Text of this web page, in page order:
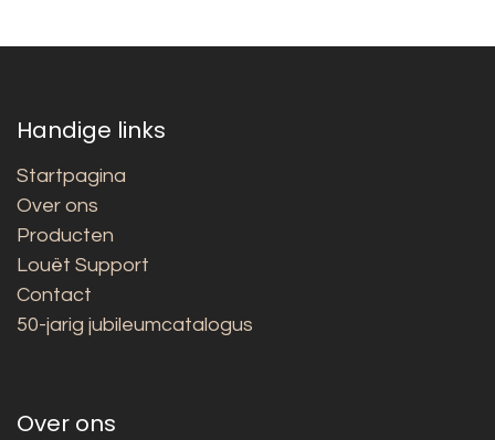
Handige links
Startpagina
Over ons
Producten
Louët Support
Contact
50-jarig jubileumcatalogus
Over ons